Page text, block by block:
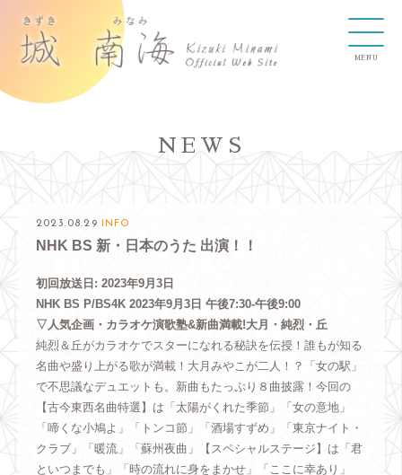
NEWS
2023.08.29 INFO
NHK BS 新・日本のうた 出演！！
初回放送日: 2023年9月3日
NHK BS P/BS4K 2023年9月3日 午後7:30-午後9:00
▽人気企画・カラオケ演歌塾&新曲満載!大月・純烈・丘
純烈＆丘がカラオケでスターになれる秘訣を伝授！誰もが知る
名曲や盛り上がる歌が満載！大月みやこが二人！？「女の駅」
で不思議なデュエットも。新曲もたっぷり８曲披露！今回の
【古今東西名曲特選】は「太陽がくれた季節」「女の意地」
「啼くな小鳩よ」「トンコ節」「酒場すずめ」「東京ナイト・
クラブ」「暖流」「蘇州夜曲」【スペシャルステージ】は「君
といつまでも」「時の流れに身をまかせ」「ここに幸あり」